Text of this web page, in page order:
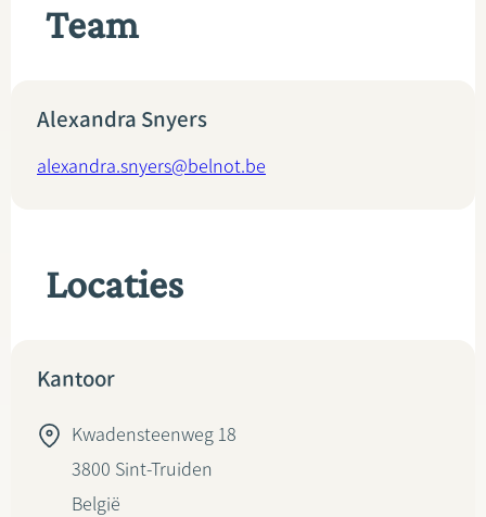
Rekenmodules
Team
Alexandra Snyers
alexandra.snyers@belnot.be
Locaties
Kantoor
Kwadensteenweg 18
3800 Sint-Truiden
België